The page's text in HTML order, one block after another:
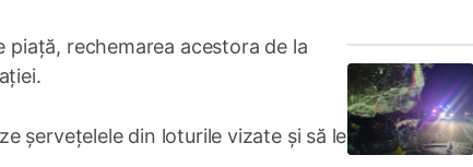
rechemarea acestora de la
șervețelele din loturile vizate și să le